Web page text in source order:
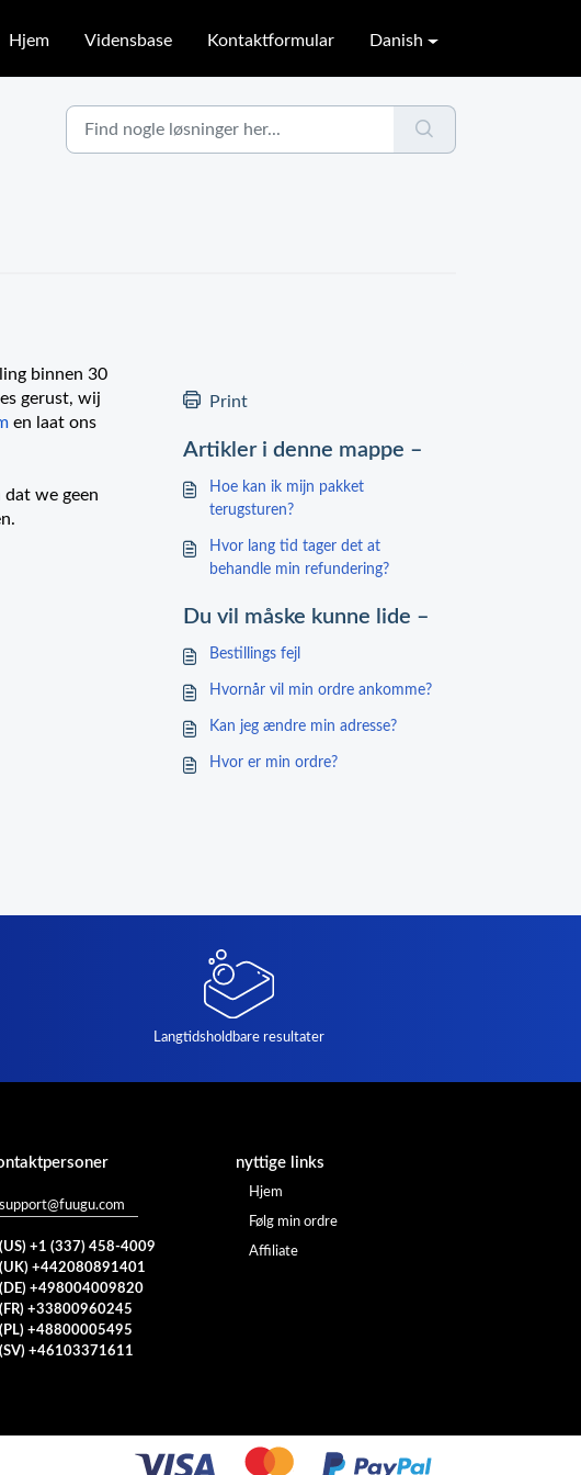
Hjem Vidensbase Kontaktformular Danish
binnen 30
gerust, wij
en laat ons
we geen
Print
Artikler i denne mappe –
Hoe kan ik mijn pakket
terugsturen?
Hvor lang tid tager det at
behandle min refundering?
Du vil måske kunne lide –
Bestillings fejl
Hvornår vil min ordre ankomme?
Kan jeg ændre min adresse?
Hvor er min ordre?
Langtidsholdbare resultater
support@fuugu.com
(US) +1 (337) 458-4009
(UK) +442080891401
(DE) +498004009820
(FR) +33800960245
(PL) +48800005495
(SV) +46103371611
nyttige links
Hjem
Følg min ordre
Affiliate